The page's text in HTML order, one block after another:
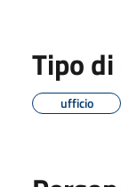
Tipo
ufficio